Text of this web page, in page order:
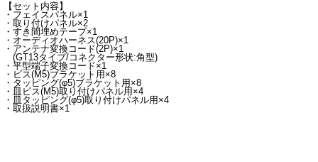
【セット内容】
・フェイスパネル×1
・取り付けパネル×2
・すき間埋めテープ×1
・オーディオハーネス(20P)×1
・アンテナ変換コード(2P)×1
(GT13タイプ/コネクター形状:角型)
・平型端子変換コード×1
・ビス(M5)ブラケット用×8
・タッピング(φ5)ブラケット用×8
・皿ビス(M5)取り付けパネル用×4
・皿タッピング(φ5)取り付けパネル用×4
・取扱説明書×1